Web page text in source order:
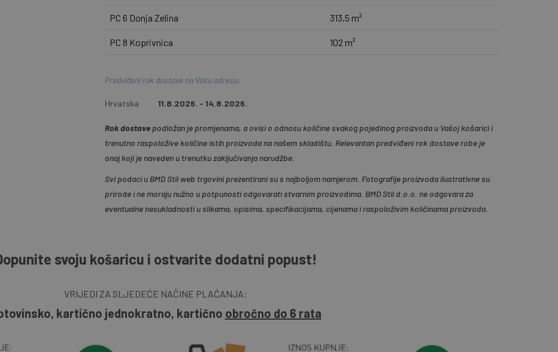
PC 6 Donja Zelina 313,5 m²
PC 8 Koprivnica 102 m²
Predviđeni rok dostave na Vašu adresu:
Hrvatska 11.8.2026. - 14.8.2026.
Rok dostavepodložan je promjenama, a ovisi o odnosu količine svakog pojedinog proizvoda u Vašoj košarici i
trenutno raspoložive količine istih proizvoda na našem skladištu. Relevantan predviđeni rok dostave robe je
onaj koji je naveden u trenutku zaključivanja narudžbe.
Svi podaci u BMD Stil web trgovini prezentirani su s najboljom namjerom. Fotografije proizvoda ilustrativne su
prirode i ne moraju nužno u potpunosti odgovarati stvarnim proizvodima. BMD Stil d.o.o. ne odgovara za
eventualne nesukladnosti u slikama, opisima, specifikacijama, cijenama i raspoloživim količinama proizvoda.
svoju košaricu i ostvarite dodatni popust!
VRIJEDI ZA SLJEDEĆE NAČINE PLAĆANJA:
kartično jednokratno, kartično obročno do 6 rata